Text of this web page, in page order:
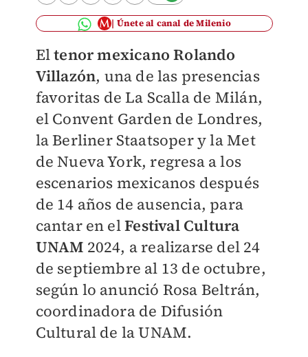
Únete al canal de Milenio
Eltenor mexicano Rolando
Villazón, una de las presencias
favoritas de La Scalla de Milán,
el Convent Garden de Londres,
la Berliner Staatsoper y la Met
de Nueva York, regresa a los
escenarios mexicanos después
de 14 años de ausencia, para
cantar en elFestival Cultura
UNAM 2024, a realizarse del 24
de septiembre al 13 de octubre,
según lo anunció Rosa Beltrán,
coordinadora de Difusión
Cultural de la UNAM.